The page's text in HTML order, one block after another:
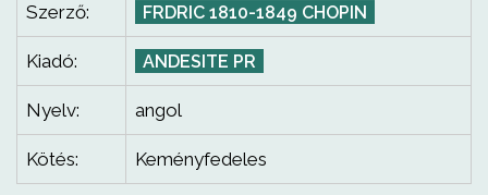
Szerző: FRDRIC 1810-1849 CHOPIN
Kiadó: ANDESITE PR
Nyelv: angol
Kötés: Keményfedeles